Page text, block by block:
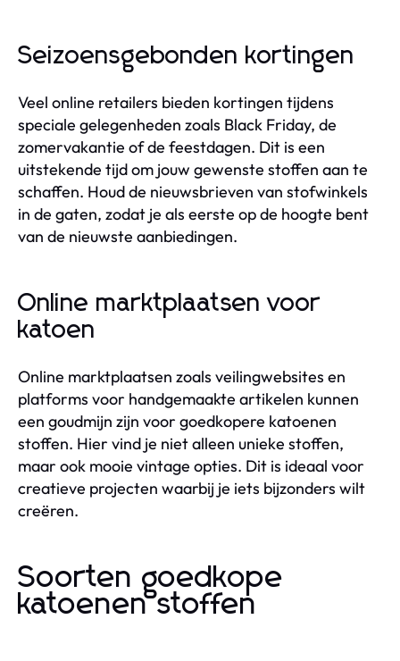
Seizoensgebonden kortingen
Veel online retailers bieden kortingen tijdens
speciale gelegenheden zoals Black Friday, de
zomervakantie of de feestdagen. Dit is een
uitstekende tijd om jouw gewenste stoffen aan te
schaffen. Houd de nieuwsbrieven van stofwinkels
in de gaten, zodat je als eerste op de hoogte bent
van de nieuwste aanbiedingen.
Online marktplaatsen voor
katoen
Online marktplaatsen zoals veilingwebsites en
platforms voor handgemaakte artikelen kunnen
een goudmijn zijn voor goedkopere katoenen
stoffen. Hier vind je niet alleen unieke stoffen,
maar ook mooie vintage opties. Dit is ideaal voor
creatieve projecten waarbij je iets bijzonders wilt
creëren.
Soorten goedkope
katoenen stoffen